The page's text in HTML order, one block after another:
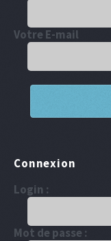
Votre E-mail
Connexion
Login :
Mot de passe :